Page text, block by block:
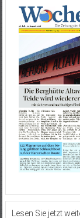
Lesen Sie jetzt